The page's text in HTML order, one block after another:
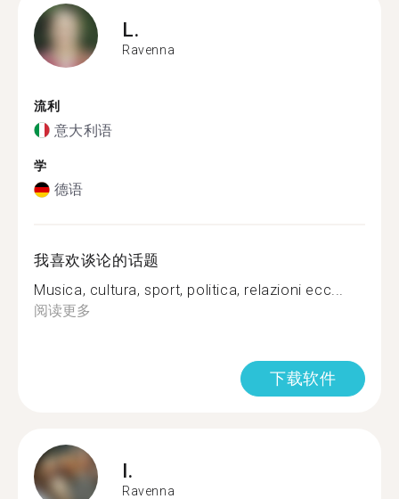
L.
Ravenna
流利
意大利语
学
德语
我喜欢谈论的话题
Musica, cultura, sport, politica, relazioni ecc...
阅读更多
下载软件
I.
Ravenna